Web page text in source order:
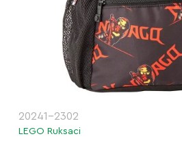
20241-2302
LEGO Ruksaci